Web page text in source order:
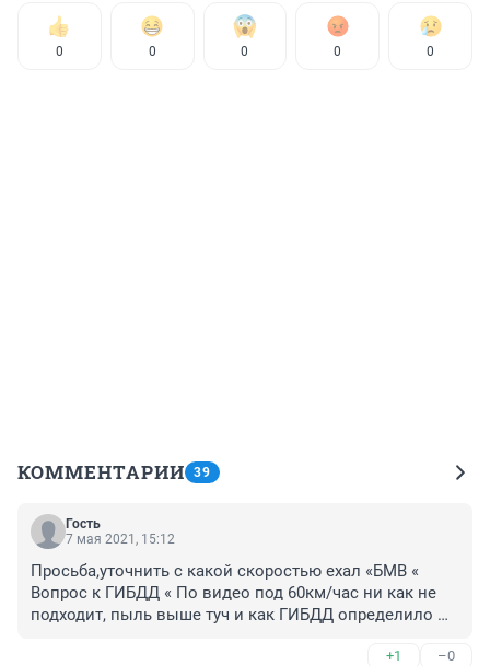
0 0 0 0 0
КОММЕНТАРИИ 39
Гость
7 мая 2021, 15:12
Просьба,уточнить с какой скоростью ехал «БМВ «
Вопрос к ГИБДД « По видео под 60км/час ни как не
подходит, пыль выше туч и как ГИБДД определило
+1 –0